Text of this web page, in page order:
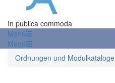
In publica commoda
Menü
Menü
Ordnungen und Modulkataloge